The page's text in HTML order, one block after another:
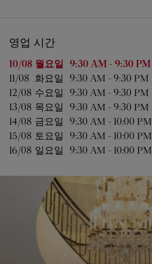
영업 시간
요일영업 시간
10/08 월요일 9:30 AM - 9:30 PM
11/08 화요일 9:30 AM - 9:30 PM
12/08 수요일 9:30 AM - 9:30 PM
13/08 목요일 9:30 AM - 9:30 PM
14/08 금요일 9:30 AM - 10:00 PM
15/08 토요일 9:30 AM - 10:00 PM
16/08 일요일 9:30 AM - 10:00 PM